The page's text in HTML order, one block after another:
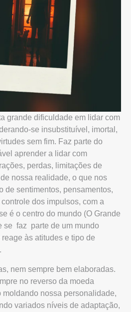
grande dificuldade em lidar com
se insubstituível, imortal,
sem fim. Faz parte do
aprender a lidar com
perdas, limitações de
nossa realidade, o que nos
de sentimentos, pensamentos,
dos impulsos, com a
é o centro do mundo (O Grande
se faz parte de um mundo
às atitudes e tipo de
nem sempre bem elaboradas.
no reverso da moeda
moldando nossa personalidade,
variados níveis de adaptação,